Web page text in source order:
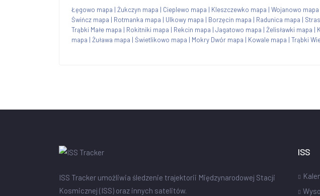
Łęgowo mapa | Żukczyn mapa | Cieplewo mapa | Kleszczewko mapa | Wojanowo mapa
Świńcz mapa | Rotmanka mapa | Ulkowy mapa | Borzęcin mapa | Radunica mapa |
Trąbki Małe mapa | Rokitniki mapa | Rekcin mapa | Jagatowo mapa | Żelisławki mapa |
mapa | Żuława mapa | Świetlikowo mapa | Mokry Dwór mapa | Kowale mapa | Trąbki
ISS Tracker umożliwia śledzenie trajektorii Międzynarodowej Stacji
Kosmicznej (ISS) oraz innych satelitów.
ISS